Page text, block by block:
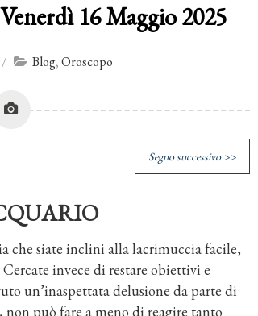
16 Maggio 2025
/ Blog,Oroscopo
Segno successivo >>
che siate inclini alla lacrimuccia facile,
invece di restare obiettivi e
un’inaspettata delusione da parte di
può fare a meno di reagire tanto